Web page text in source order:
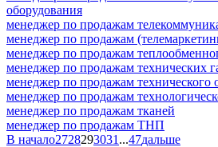
оборудования
менеджер по продажам
менеджер по продажам
менеджер по продажам
менеджер по продажам технических
менеджер по продажам технического
менеджер по продажам
менеджер по продажам тканей
менеджер по продажам ТНП
В начало2728293031 ...47дальше